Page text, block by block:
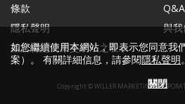
條款
隱私聲明
基於特定商業交易法之表示
與
Copyright © WILLER MARKETING
如您繼續使用本網站，即表示您同意我
案）。 有關詳細信息，請參閱隱私聲明。
關閉